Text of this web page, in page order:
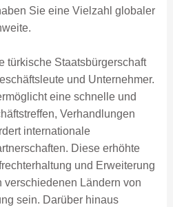
Sie eine Vielzahl globaler
türkische Staatsbürgerschaft
und Unternehmer.
eine schnelle und
Verhandlungen
internationale
Diese erhöhte
und Erweiterung
verschiedenen Ländern von
sein. Darüber hinaus